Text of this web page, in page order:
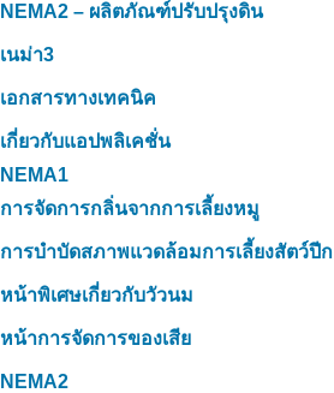
NEMA2 – ผลิตภัณฑ์ปรับปรุงดิน
เนม่า3
เอกสารทางเทคนิค
เกี่ยวกับแอปพลิเคชั่น
NEMA1
การจัดการกลิ่นจากการเลี้ยงหมู
การบำบัดสภาพแวดล้อมการเลี้ยงสัตว์ปีก
หน้าพิเศษเกี่ยวกับวัวนม
หน้าการจัดการของเสีย
NEMA2